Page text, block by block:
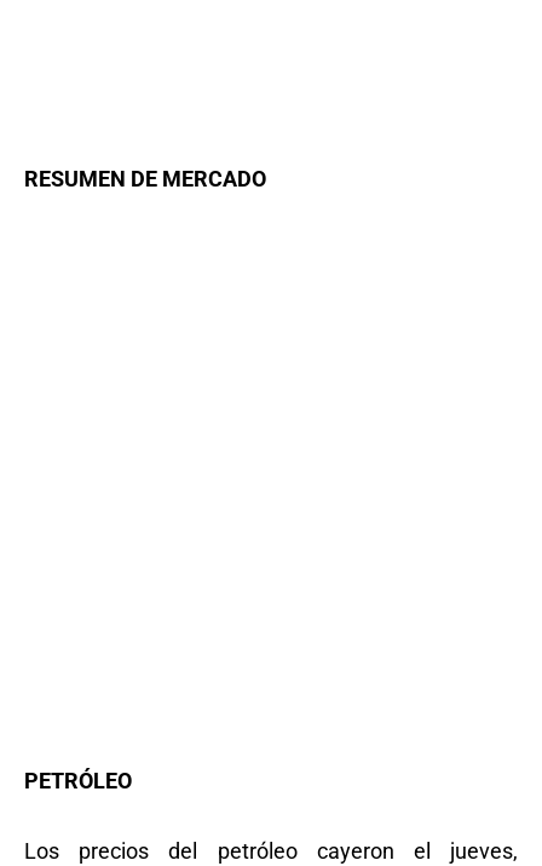
RESUMEN DE MERCADO
PETRÓLEO
Los precios del petróleo cayeron el jueves,